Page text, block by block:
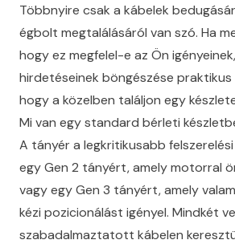
Többnyire csak a kábelek
égbolt megtalálásáról van szó. Ha
hogy ez megfelel-e az Ön
hirdetéseinek böngészése praktikus
hogy a közelben találjon egy
Mi van egy standard bérleti
A tányér a legkritikusabb
egy Gen 2 tányért, amely motorral
vagy egy Gen 3 tányért, amely
kézi pozicionálást igényel. Mindkét
szabadalmaztatott kábelen